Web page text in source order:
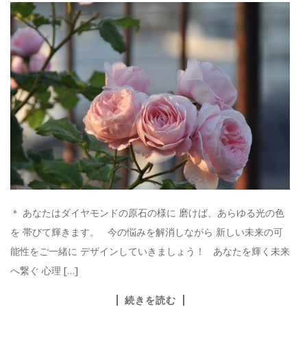
＊ あなたはダイヤモンドの原石の様に 磨けば、あらゆる光の色
を 帯びて輝きます。 今の悩みを解消しながら 新しい未来の可
能性をご一緒に デザインしていきましょう！ あなたを輝く未来
へ繋ぐ 心理 […]
続きを読む